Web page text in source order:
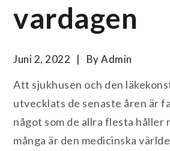
vardagen
Juni 2, 2022 ByAdmin
Att sjukhusen och den
utvecklats de senaste åren är
något som de allra flesta håller
många är den medicinska